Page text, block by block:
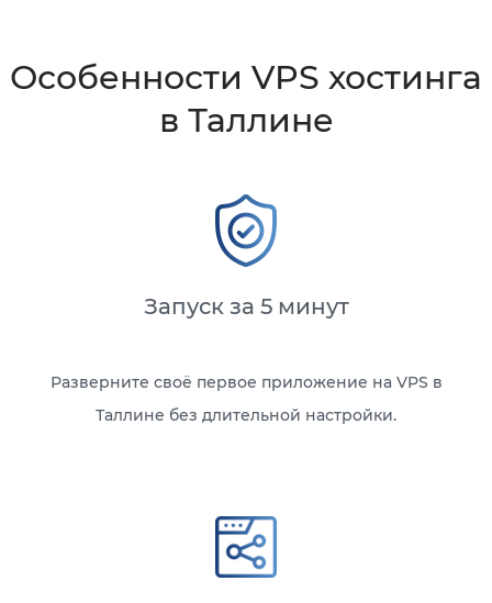
Особенности VPS хостинга
в Таллине
Запуск за 5 минут
Разверните своё первое приложение на VPS в
Таллине без длительной настройки.